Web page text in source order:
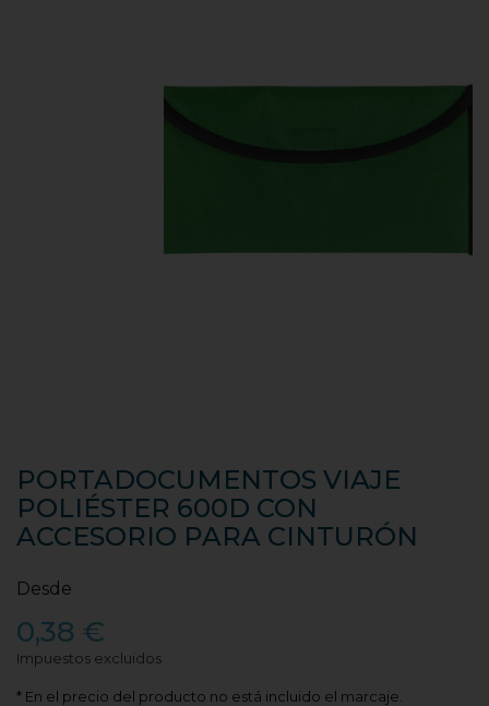
PORTADOCUMENTOS VIAJE
POLIÉSTER 600D CON
ACCESORIO PARA CINTURÓN
Desde
0,38 €
Impuestos excluidos
* En el precio del producto no está incluido el marcaje.